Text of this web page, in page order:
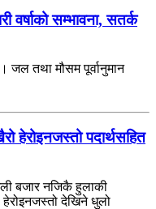
वर्षाको सम्भावना, सतर्क
जल तथा मौसम पूर्वानुमान
हेरोइनजस्तो पदार्थसहित
बजार नजिकै हुलाकी
देखिने धुलो